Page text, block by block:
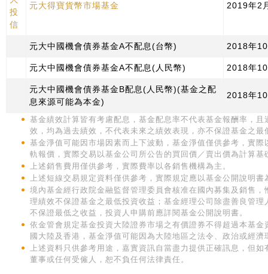
投
信
元大得寶貨幣市場基金 2019年2
元大中國機會債券基金A不配息(台幣) 2018年
元大中國機會債券基金A不配息(人民幣) 2018年
元大中國機會債券基金B配息(人民幣)(基金之配
息來源可能為本金)
2018年
基金績效計算皆有考慮配息，基金配息率不代表基金報酬率，
效，均為過去績效，不代表未來之績效表現，亦不保證基金之最
基金淨值可能因市場因素而上下波動，基金淨值僅供參考，實
軌報價，實際交易以基金公司所公告的買回價／賣出價為計算基
上述銷售費用僅供參考，實際費率以各銷售機構為主。
上述短線交易規定資料僅供參考，實際規定應以基金公開說明書
境內基金經行政院金融監督管理委員會核准在國內募集及銷售
理績效不保證基金之最低投資收益；基金經理公司除盡善良管
不保證最低之收益，投資人申購前應詳閱基金公開說明書。
依金管會規定基金投資大陸證券市場之有價證券不得超過本基
國大陸及香港，基金淨值可能因為大陸地區之法令、政治或經
上述資料只供參考用途，嘉實資訊自當盡力提供正確訊息，但
董事或任何受僱人，恕不負任何法律責任。